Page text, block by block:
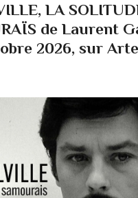
LA
de Laurent
2026, sur